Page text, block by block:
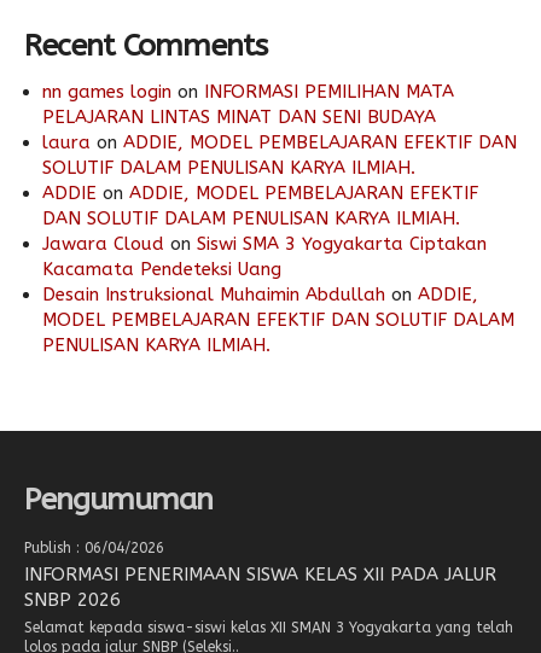
Recent Comments
nn games login on
INFORMASI PEMILIHAN MATA
PELAJARAN LINTAS MINAT DAN SENI BUDAYA
laura on ADDIE, MODEL PEMBELAJARAN EFEKTIF DAN
SOLUTIF DALAM PENULISAN KARYA ILMIAH.
ADDIE on ADDIE, MODEL PEMBELAJARAN EFEKTIF
DAN SOLUTIF DALAM PENULISAN KARYA ILMIAH.
Jawara Cloud on Siswi SMA 3 Yogyakarta Ciptakan
Kacamata Pendeteksi Uang
Desain Instruksional Muhaimin Abdullah on ADDIE,
MODEL PEMBELAJARAN EFEKTIF DAN SOLUTIF DALAM
PENULISAN KARYA ILMIAH.
Pengumuman
Publish : 06/04/2026
INFORMASI PENERIMAAN SISWA KELAS XII PADA JALUR
SNBP 2026
Selamat kepada siswa-siswi kelas XII SMAN 3 Yogyakarta yang telah
lolos pada jalur SNBP (Seleksi..